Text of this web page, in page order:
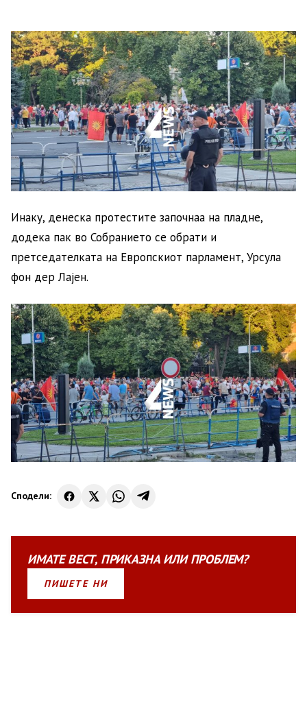
Инаку, денеска протестите започнаа на пладне,
додека пак во Собранието се обрати и
претседателката на Европскиот парламент, Урсула
фон дер Лајен.
Сподели:
ИМАТЕВЕСТ, ПРИКАЗНАИЛИПРОБЛЕМ?
ПИШЕТЕ НИ